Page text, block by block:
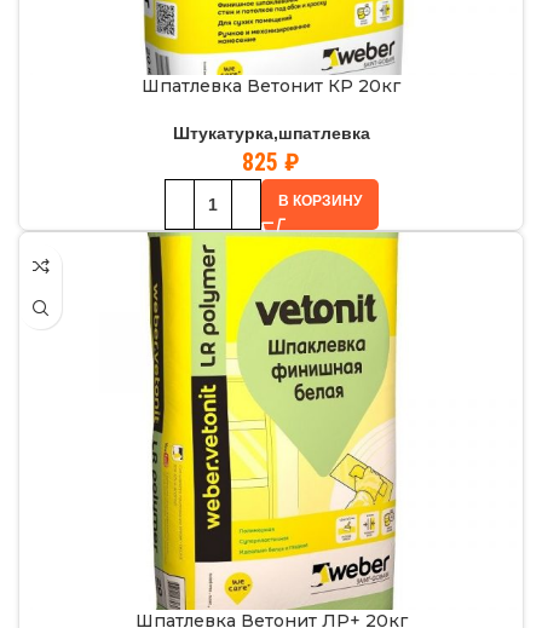
Шпатлевка Ветонит КР 20кг
Штукатурка,шпатлевка
825 ₽
В КОРЗИНУ
Шпатлевка Ветонит ЛР+ 20кг